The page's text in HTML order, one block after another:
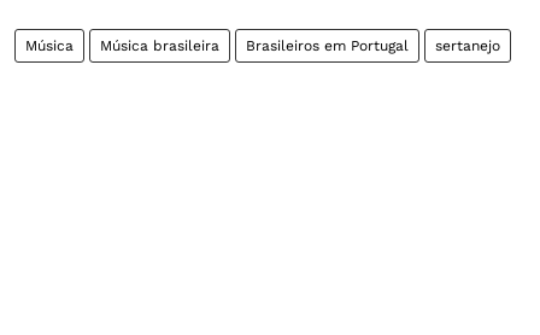
Música Música brasileira Brasileiros em Portugal sertanejo